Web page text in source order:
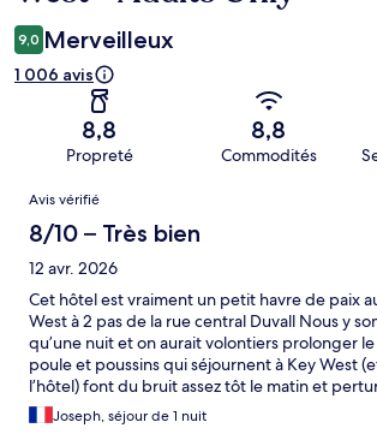
9,0 Merveilleux
1 006 avis
8,8
Propreté
8,8
Commodités
Avis
Avis vérifié
8/10 – Très bien
12 avr. 2026
Cet hôtel est vraiment un petit havre de paix
West à 2 pas de la rue central Duvall Nous y
qu’une nuit et on aurait volontiers prolonger le
poule et poussins qui séjournent à Key West
l’hôtel) font du bruit assez tôt le matin et
mais cela a son charme !
Joseph, séjour de 1 nuit